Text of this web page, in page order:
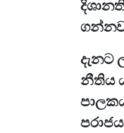
දැනට
නීතිය